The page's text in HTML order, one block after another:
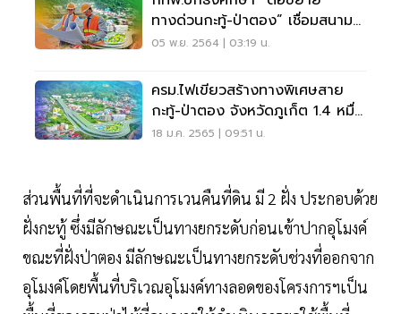
ทางด่วนกะทู้-ป่าตอง” เชื่อมสนาม
บินภูเก็ต
05 พ.ย. 2564 | 03:19 น.
ครม.ไฟเขียวสร้างทางพิเศษสาย
กะทู้-ป่าตอง จังหวัดภูเก็ต 1.4 หมื่น
ล้าน
18 ม.ค. 2565 | 09:51 น.
ส่วนพื้นที่ที่จะดำเนินการเวนคืนที่ดิน มี 2 ฝั่ง ประกอบด้วย
ฝั่งกะทู้ ซึ่งมีลักษณะเป็นทางยกระดับก่อนเข้าปากอุโมงค์
ขณะที่ฝั่งป่าตอง มีลักษณะเป็นทางยกระดับช่วงที่ออกจาก
อุโมงค์โดยพื้นที่บริเวณอุโมงค์ทางลอดของโครงการฯเป็น